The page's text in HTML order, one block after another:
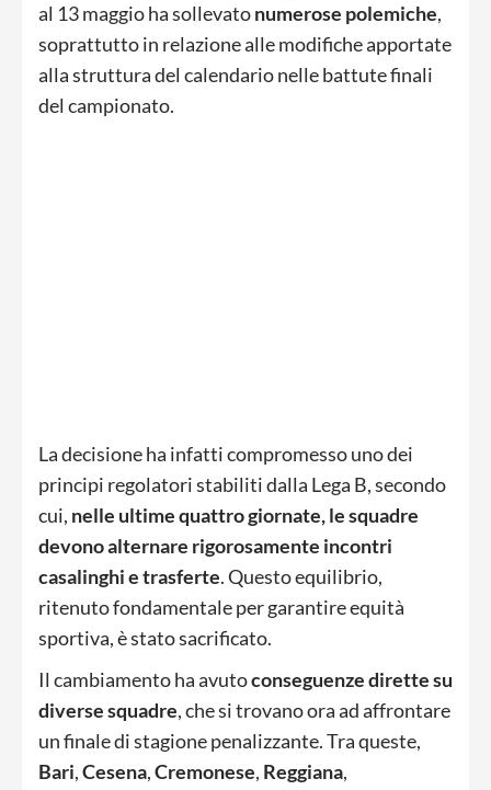
al 13 maggio ha sollevatonumerose polemiche,
soprattutto in relazione alle modifiche apportate
alla struttura del calendario nelle battute finali
del campionato.
La decisione ha infatti compromesso uno dei
principi regolatori stabiliti dalla Lega B, secondo
cui, nelle ultime quattro giornate, le squadre
devono alternare rigorosamente incontri
casalinghi e trasferte. Questo equilibrio,
ritenuto fondamentale per garantire equità
sportiva, è stato sacrificato.
Il cambiamento ha avutoconseguenze dirette su
diverse squadre, che si trovano ora ad affrontare
un finale di stagione penalizzante. Tra queste,
Bari,Cesena,Cremonese, Reggiana,